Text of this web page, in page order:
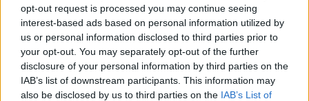
opt-out request is processed you may continue seeing
interest-based ads based on personal information utilized by
us or personal information disclosed to third parties prior to
your opt-out. You may separately opt-out of the further
disclosure of your personal information by third parties on the
IAB’s list of downstream participants. This information may
also be disclosed by us to third parties on the IAB’s List of